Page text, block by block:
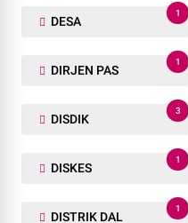
DESA
1
DIRJEN PAS
1
DISDIK
3
DISKES
1
DISTRIK DAL
1